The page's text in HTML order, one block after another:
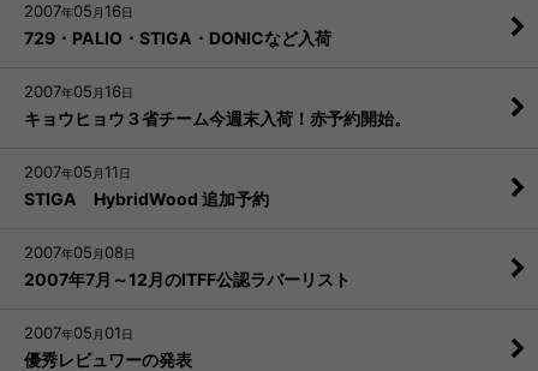
2007年05 月 16日
729・PALIO・STIGA・DONICなど入荷
2007年05 月 16日
キョウヒョウ３省チーム今週末入荷！赤予約開始。
2007年05 月 11日
STIGA HybridWood 追加予約
2007年05 月 08日
2007年7月～12月のITFF公認ラバーリスト
2007年05 月 01日
優秀レビュワーの発表